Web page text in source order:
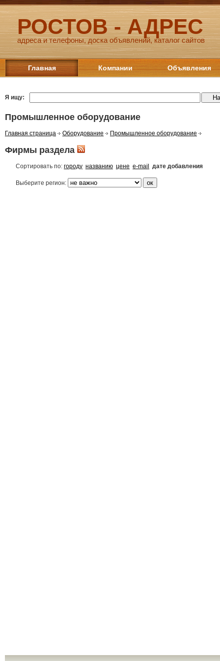
РОСТОВ - АДРЕС
адреса и телефоны, доска объявлений, каталог сайтов
Главная Компании Объявления
Я ищу:
Промышленное оборудование
Главная страница Оборудование Промышленное оборудование
Фирмы раздела
Сортировать по: городу названию цене e-mail дате добавления
Выберите регион: